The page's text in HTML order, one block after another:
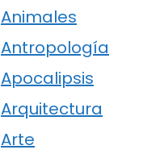
Animales
Antropología
Apocalipsis
Arquitectura
Arte